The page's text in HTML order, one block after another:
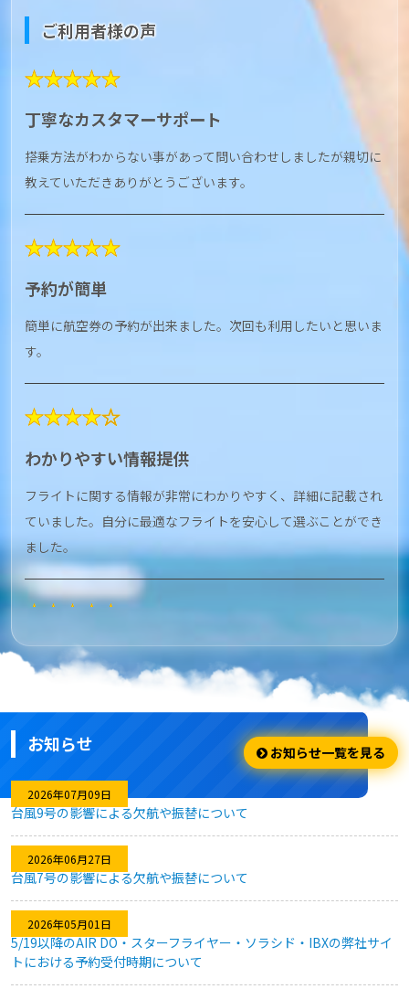
ご利用者様の声
★★★★★
丁寧なカスタマーサポート
搭乗方法がわからない事があって問い合わせしましたが親切に
教えていただきありがとうございます。
★★★★★
予約が簡単
簡単に航空券の予約が出来ました。次回も利用したいと思いま
す。
★★★★☆
わかりやすい情報提供
フライトに関する情報が非常にわかりやすく、詳細に記載され
ていました。自分に最適なフライトを安心して選ぶことができ
ました。
★★★★★
安さ・お得
安くてお得に利用出来ました。
★★★★☆
利用のしやすさ
問題なく利用できました。
★★★★★
キャンセル対応
お知らせ お知らせ一覧を見る
2026年07月09日
台風9号の影響による欠航や振替について
2026年06月27日
台風7号の影響による欠航や振替について
2026年05月01日
5/19以降のAIR DO・スターフライヤー・ソラシド・IBXの弊社サイ
トにおける予約受付時期について